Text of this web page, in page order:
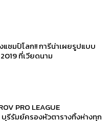
แชมป์โลก!! การีน่าเผยรูปแบบ
ที่เวียดนาม
PRO LEAGUE
รีรัมย์ครองหัวตารางทิ้งห่างทุก